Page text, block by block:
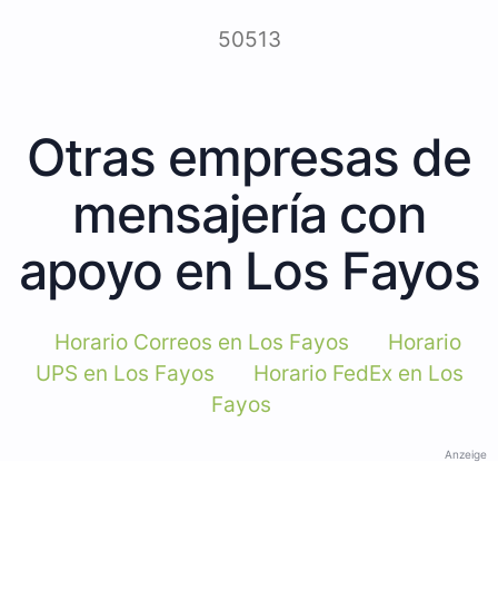
50513
Otras empresas de
mensajería con
apoyo en Los Fayos
Horario Correos en Los Fayos
Horario
UPS en Los Fayos
Horario FedEx en Los
Fayos
Anzeige